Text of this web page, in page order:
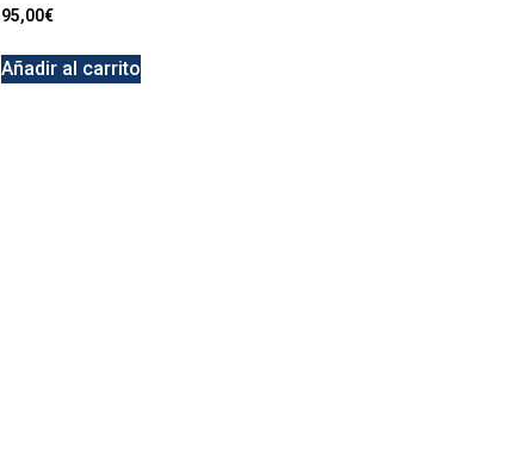
95,00€
Añadir al carrito